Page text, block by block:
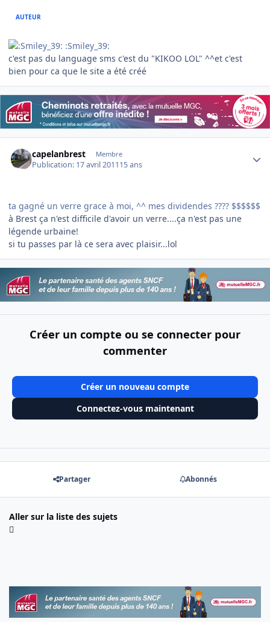
AUTEUR
:Smiley_39:
c'est pas du language sms c'est du "KIKOO LOL" ^^et c'est
bien pour ca que le site a été créé
capelanbrest Membre
Publication: 17 avril 201115 ans
ta gagné un verre grace à moi, ^^ mes dividendes ???? $$$$$$
à Brest ça n'est difficile d'avoir un verre....ça n'est pas une
légende urbaine!
si tu passes par là ce sera avec plaisir...lol
Créer un compte ou se connecter pour
commenter
Créer un nouveau compte
Connectez-vous maintenant
Partager Abonnés
Aller sur la liste des sujets